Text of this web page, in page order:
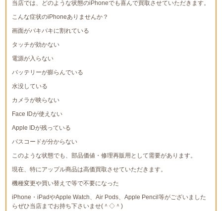
当店では、どのような状態のiPhoneでも喜んで買取させていただきます。
こんな症状のiPhoneありませんか？
画面がバキバキに割れている
タッチが効かない
電源が入らない
バッテリーが膨らんでいる
水没している
カメラが映らない
Face IDが使えない
Apple IDが残っている
パスコードが分からない
このような状態でも、部品価値・修理再販用として需要があります。
現在、特にアップル商品は高価買取させていただきます。
機種変更や買い替えで等で不要になった
iPhone・iPadやApple Watch、Air Pods、Apple Pencil等がございました
らぜひ当店までお持ち下さいませ(＾◇＾)